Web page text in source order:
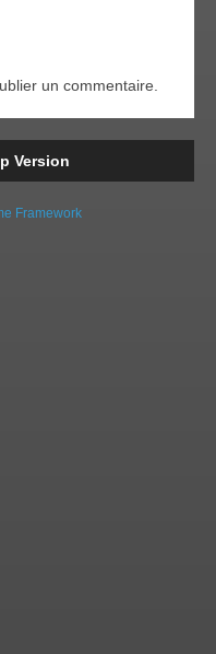
un commentaire.
Version
Framework